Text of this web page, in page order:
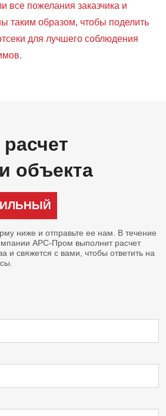
все пожелания заказчика и
таким образом, чтобы поделить
для лучшего соблюдения
объекта
ниже и отправьте ее нам. В течение
АРС-Пром выполнит расчет
и свяжется с вами, чтобы ответить на